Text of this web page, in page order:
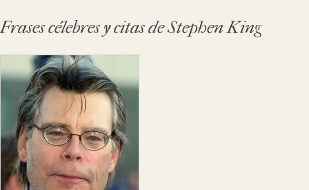
Frases célebres y citas de Stephen King